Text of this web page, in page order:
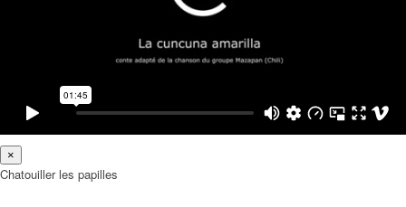
×
Chatouiller les papilles